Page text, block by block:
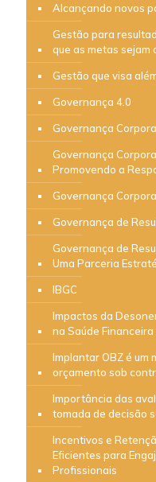
Alcançando novos
Gestão para
que as metas sejam
Gestão que visa
Governança 4.0
Governança
Governança
Promovendo a
Governança
Governança de
Governança de
Uma Parceria
IBGC
Impactos da
na Saúde Financeira
Implantar OBZ é um
orçamento sob
Importância das
tomada de decisão
Incentivos e
Eficientes para
Profissionais